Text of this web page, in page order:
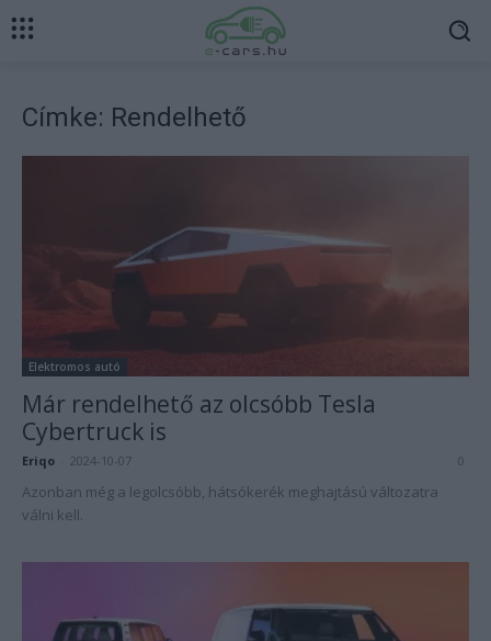
Címke: Rendelhető
Elektromos autó
Már rendelhető az olcsóbb Tesla
Cybertruck is
Eriqo 2024-10-07 0
Azonban még a legolcsóbb, hátsókerék meghajtású változatra
válni kell.